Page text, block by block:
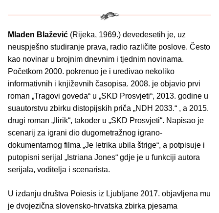
Mladen Blažević (Rijeka, 1969.) devedesetih je, uz
neuspješno studiranje prava, radio različite poslove. Često
kao novinar u brojnim dnevnim i tjednim novinama.
Početkom 2000. pokrenuo je i uređivao nekoliko
informativnih i književnih časopisa. 2008. je objavio prvi
roman „Tragovi goveda“ u „SKD Prosvjeti“, 2013. godine u
suautorstvu zbirku distopijskih priča „NDH 2033.“ , a 2015.
drugi roman „Ilirik“, također u „SKD Prosvjeti“. Napisao je
scenarij za igrani dio dugometražnog igrano-
dokumentarnog filma „Je letrika ubila štrige“, a potpisuje i
putopisni serijal „Istriana Jones“ gdje je u funkciji autora
serijala, voditelja i scenarista.
U izdanju društva Poiesis iz Ljubljane 2017. objavljena mu
je dvojezična slovensko-hrvatska zbirka pjesama